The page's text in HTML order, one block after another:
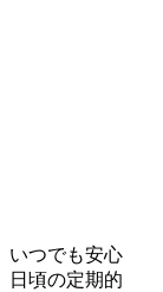
いつでも安心
日頃の定期的